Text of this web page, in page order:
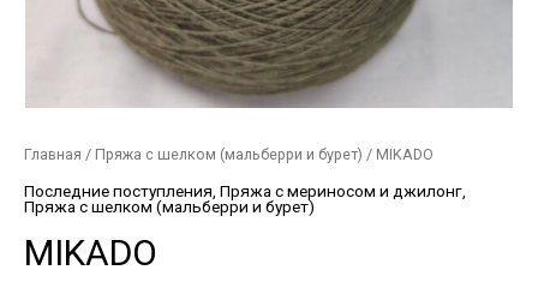
Главная / Пряжа с шелком (мальберри и бурет) / MIKADO
Последние поступления Пряжа с мериносом и джилонг
Пряжа с шелком (мальберри и бурет)
MIKADO